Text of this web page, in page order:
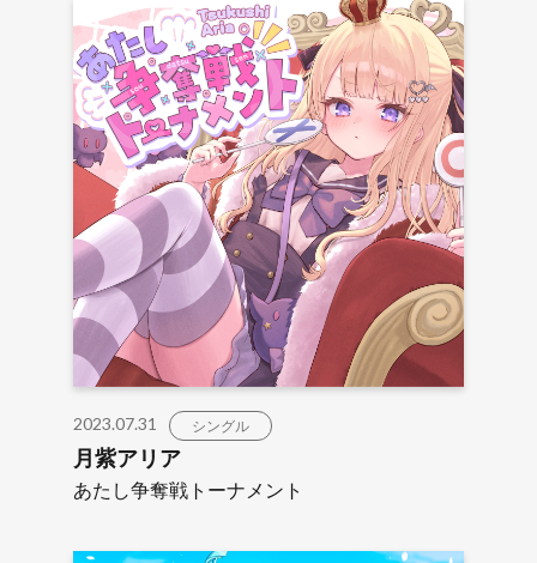
2023.07.31 シングル
月紫アリア
あたし争奪戦トーナメント